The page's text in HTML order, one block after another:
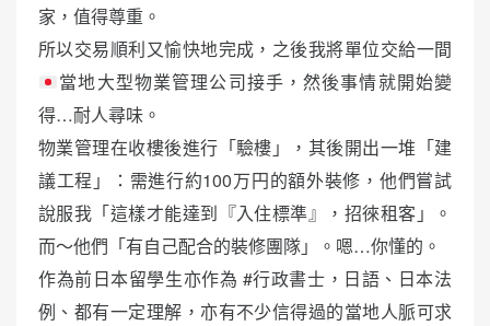
家，值得尊重。
所以交易順利又愉快地完成，之後我將單位交給一間
當地大型物業管理公司接手，然後事情就開始變
得…耐人尋味。
物業管理在收樓後進行「驗樓」，其後開出一堆「建
議工程」：需進行約100万円的額外裝修，他們嘗試
說服我「這樣才能達到『入住標準』，招徠租客」。
而～他們「有自己配合的裝修團隊」。嗯…你懂的。
作為前日本留學生亦作為 #行政書士，日語、日本法
例、都有一定理解，亦有不少信得過的當地人脈可求